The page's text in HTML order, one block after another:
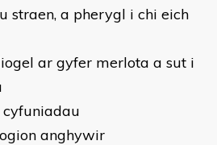
straen, a pherygl i chi eich
ar gyfer merlota a sut i
anghywir